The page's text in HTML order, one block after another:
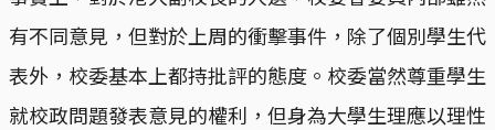
有不同意見，但對於上周的衝擊事件，除了個別學生代
表外，校委基本上都持批評的態度。校委當然尊重學生
就校政問題發表意見的權利，但身為大學生理應以理性